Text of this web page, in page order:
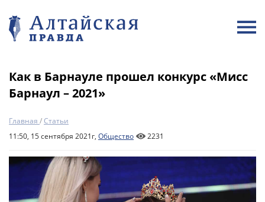
Как в Барнауле прошел конкурс «Мисс
Барнаул – 2021»
Главная /Статьи
11:50, 15 сентября 2021г, Общество 2231